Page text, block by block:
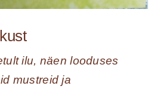
ilu, näen looduses
mustreid ja